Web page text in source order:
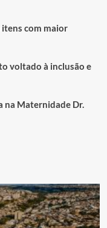
itens com maior
voltado à inclusão e
na Maternidade Dr.